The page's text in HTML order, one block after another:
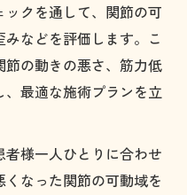
クを通して、関節の可
などを評価します。こ
の動きの悪さ、筋力低
最適な施術プランを立
様一人ひとりに合わせ
なった関節の可動域を